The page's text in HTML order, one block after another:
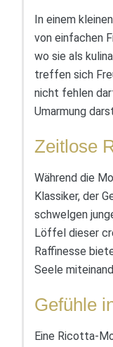
In einem
von einfachen
wo sie als
treffen sich
nicht fehlen
Umarmung
Zeitlose
Während die
Klassiker, der
schwelgen
Löffel dieser
Raffinesse
Seele
Gefühle
Eine Ricotta-